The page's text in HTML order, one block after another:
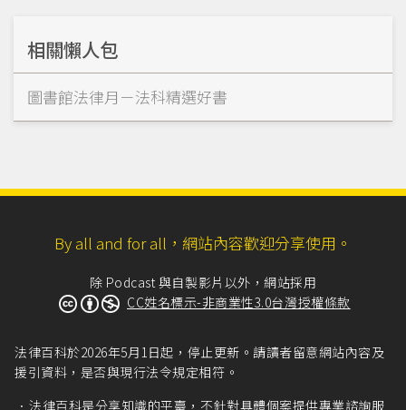
相關懶人包
圖書館法律月－法科精選好書
By all and for all，網站內容歡迎分享使用。
除 Podcast 與自製影片以外，網站採用
CC姓名標示-非商業性3.0台灣授權條款
法律百科於2026年5月1日起，停止更新。請讀者留意網站內容及
援引資料，是否與現行法令規定相符。
法律百科是分享知識的平臺，不針對具體個案提供專業諮詢服